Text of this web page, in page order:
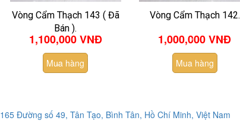
Vòng Cẩm Thạch 143 ( Đã
Bán ).
1,100,000 VNĐ
Mua hàng
Vòng Cẩm Thạch 142.
1,000,000 VNĐ
Mua hàng
165 Đường số 49, Tân Tạo, Bình Tân, Hồ Chí Minh, Việt Nam